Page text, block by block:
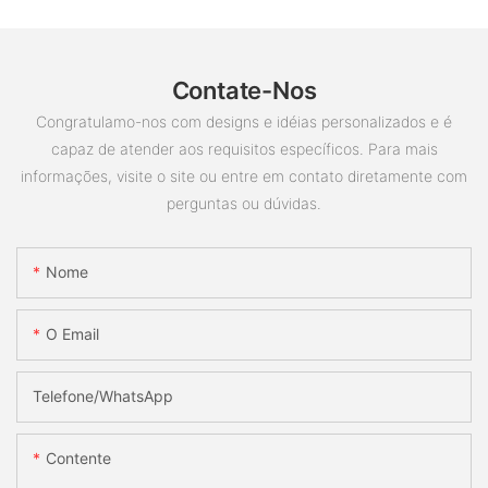
Contate-Nos
Congratulamo-nos com designs e idéias personalizados e é
capaz de atender aos requisitos específicos. Para mais
informações, visite o site ou entre em contato diretamente com
perguntas ou dúvidas.
Nome
O Email
Telefone/whatsApp
Contente